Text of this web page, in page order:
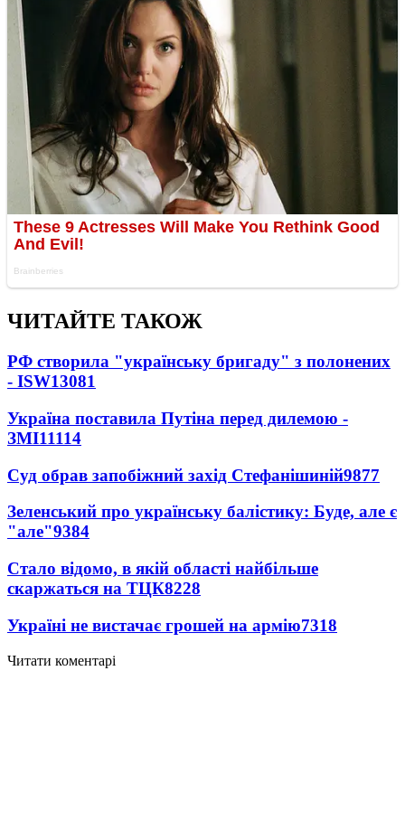
ЧИТАЙТЕ ТАКОЖ
РФ створила "українську бригаду" з полонених
- ISW13081
Україна поставила Путіна перед дилемою -
ЗМІ11114
Суд обрав запобіжний захід Стефанішиній9877
Зеленський про українську балістику: Буде, але є
"але"9384
Стало відомо, в якій області найбільше
скаржаться на ТЦК8228
Україні не вистачає грошей на армію7318
Читати коментарі